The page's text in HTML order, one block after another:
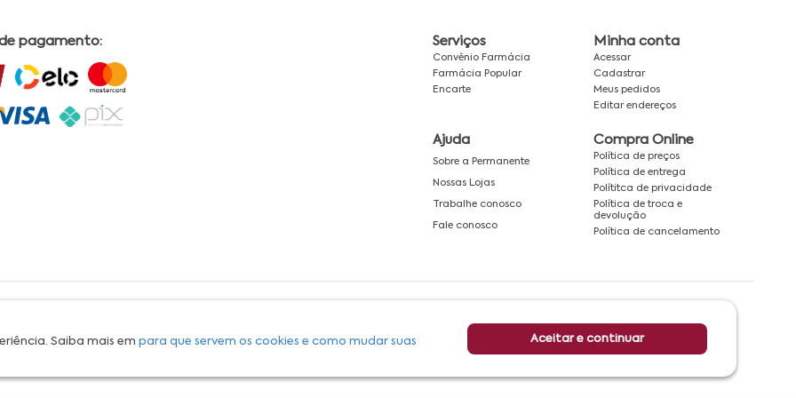
Saiba mais empara que servem os cookies e como mudar suas
Aceitar e continuar
pagamento: Serviços
Convênio Farmácia
Farmácia Popular
Encarte
Minha conta
Acessar
Cadastrar
Meus pedidos
Editar endereços
Ajuda
Sobre a Permanente
Nossas Lojas
Trabalhe conosco
Fale conosco
Compra Online
Política de preços
Política de entrega
Polítitca de privacidade
Política de troca e
devolução
Política de cancelamento
DRUGSTORE|CNPJ: 05.230.009/0009-60 | End: Av. Tomas Espindola nº 630 - Farol
CRF/AL Nº 2558 OBS: Preços exclusivos para produtos comercializados na Loja Virtual da
Email:
de um profissional da área médica. Apenas o médico está capacitado para
um médico deve ser consultado. A Farmácia Permanente trabalha com as
com tranquilidade. A privacidade e a segurança dos clientes são compromissos da
de produto em nosso estoque.